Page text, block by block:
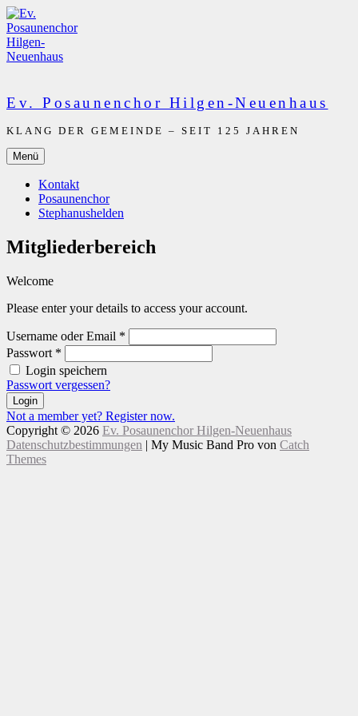
Zum
Inhalt
springen
Ev. Posaunenchor Hilgen-Neuenhaus
KLANG DER GEMEINDE – SEIT 125 JAHREN
Menü
Kontakt
Posaunenchor
Stephanushelden
Mitgliederbereich
Welcome
Please enter your details to access your account.
Username oder Email *
Passwort *
Login speichern
Passwort vergessen?
Login
Not a member yet? Register now.
Copyright © 2026 Ev. Posaunenchor Hilgen-Neuenhaus
Datenschutzbestimmungen | My Music Band Pro von Catch
Themes